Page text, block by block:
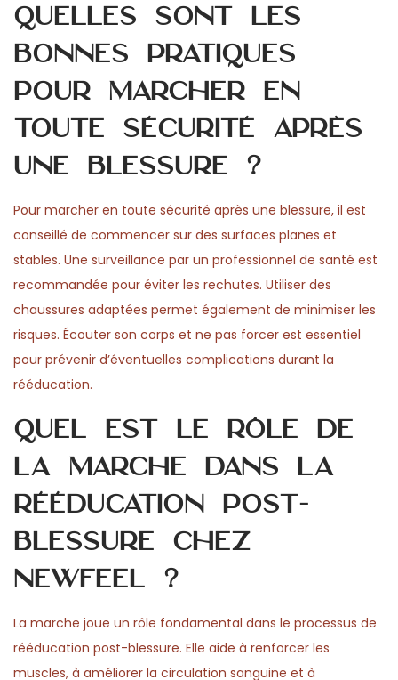
Quelles sont les
bonnes pratiques
pour marcher en
toute sécurité après
une blessure ?
Pour marcher en toute sécurité après une blessure, il est
conseillé de commencer sur des surfaces planes et
stables. Une surveillance par un professionnel de santé est
recommandée pour éviter les rechutes. Utiliser des
chaussures adaptées permet également de minimiser les
risques. Écouter son corps et ne pas forcer est essentiel
pour prévenir d’éventuelles complications durant la
rééducation.
Quel est le rôle de
la marche dans la
rééducation post-
blessure chez
Newfeel ?
La marche joue un rôle fondamental dans le processus de
rééducation post-blessure. Elle aide à renforcer les
muscles, à améliorer la circulation sanguine et à